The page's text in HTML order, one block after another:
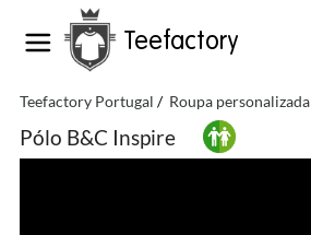
Teefactory
Teefactory Portugal Roupa personalizada
Pólo B&C Inspire